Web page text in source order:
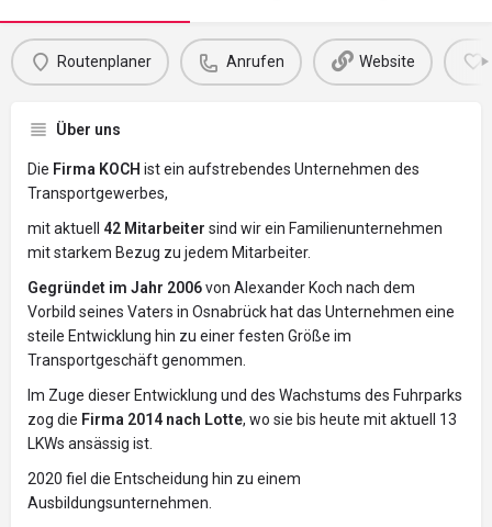
Routenplaner Anrufen Website
Über uns
Die Firma KOCH ist ein aufstrebendes Unternehmen des
Transportgewerbes,
mit aktuell 42 Mitarbeiter sind wir ein Familienunternehmen
mit starkem Bezug zu jedem Mitarbeiter.
Gegründet im Jahr 2006von Alexander Koch nach dem
Vorbild seines Vaters in Osnabrück hat das Unternehmen eine
steile Entwicklung hin zu einer festen Größe im
Transportgeschäft genommen.
Im Zuge dieser Entwicklung und des Wachstums des Fuhrparks
zog die Firma 2014 nach Lotte, wo sie bis heute mit aktuell 13
LKWs ansässig ist.
2020 fiel die Entscheidung hin zu einem
Ausbildungsunternehmen.